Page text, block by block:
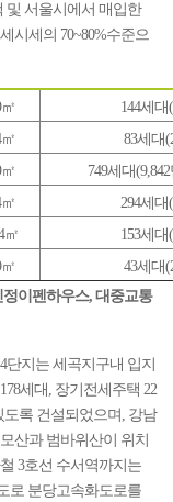
및 서울시에서 매입한
시세의 70~80%수준으
144세대
83세대
749세대
294세대
㎡
153세대
43세대
이펜하우스, 대중교통
지는 세곡지구내 입지
세대, 장기전세주택 22
도록 건설되었으며, 강남
산과 범바위산이 위치
3호선 수서역까지는
로 분당고속화도로를